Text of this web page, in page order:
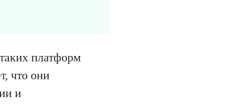
платформ
что они
и